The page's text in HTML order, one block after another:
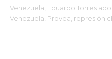
Venezuela, Eduardo Torres
Venezuela, Provea, represión